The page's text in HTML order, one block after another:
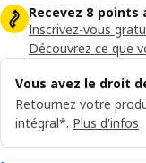
Recevez 8 points
Inscrivez-vous
Découvrez ce que
Vous avez le droit
Retournez votre
intégral*. Plus d'infos